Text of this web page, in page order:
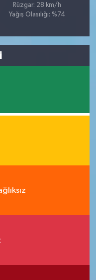
Rüzgar: 28 km/h
Yağış Olasılığı: %74